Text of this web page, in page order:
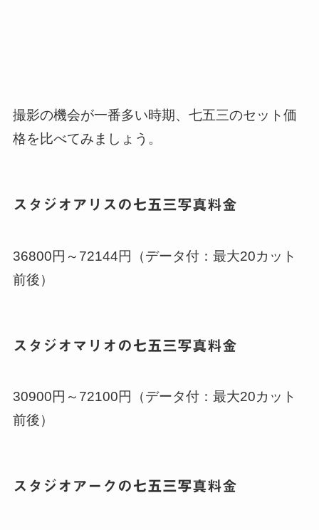
撮影の機会が一番多い時期、七五三のセット価
格を比べてみましょう。
スタジオアリスの七五三写真料金
36800円～72144円（データ付：最大20カット
前後）
スタジオマリオの七五三写真料金
30900円～72100円（データ付：最大20カット
前後）
スタジオアークの七五三写真料金